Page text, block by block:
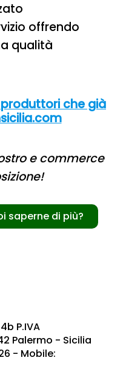
offrendo
qualità
che già
e commerce
saperne di più?
P.IVA
Palermo - Sicilia
- Mobile: